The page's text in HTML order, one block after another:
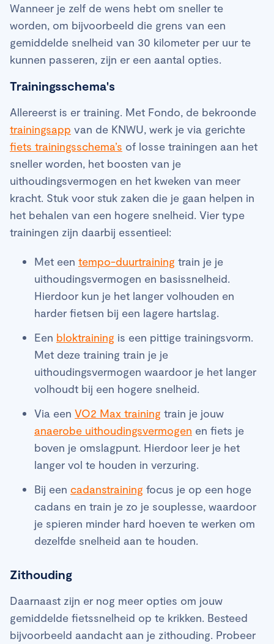
Wanneer je zelf de wens hebt om sneller te
worden, om bijvoorbeeld die grens van een
gemiddelde snelheid van 30 kilometer per uur te
kunnen passeren, zijn er een aantal opties.
Trainingsschema's
Allereerst is er training. Met Fondo, de bekroonde
trainingsapp van de KNWU, werk je via gerichte
fiets trainingsschema’s of losse trainingen aan het
sneller worden, het boosten van je
uithoudingsvermogen en het kweken van meer
kracht. Stuk voor stuk zaken die je gaan helpen in
het behalen van een hogere snelheid. Vier type
trainingen zijn daarbij essentieel:
Met een tempo-duurtraining train je je
uithoudingsvermogen en basissnelheid.
Hierdoor kun je het langer volhouden en
harder fietsen bij een lagere hartslag.
Een bloktraining is een pittige trainingsvorm.
Met deze training train je je
uithoudingsvermogen waardoor je het langer
volhoudt bij een hogere snelheid.
Via een VO2 Max training train je jouw
anaerobe uithoudingsvermogen en fiets je
boven je omslagpunt. Hierdoor leer je het
langer vol te houden in verzuring.
Bij een cadanstraining focus je op een hoge
cadans en train je zo je souplesse, waardoor
je spieren minder hard hoeven te werken om
dezelfde snelheid aan te houden.
Zithouding
Daarnaast zijn er nog meer opties om jouw
gemiddelde fietssnelheid op te krikken. Besteed
bijvoorbeeld aandacht aan je zithouding. Probeer